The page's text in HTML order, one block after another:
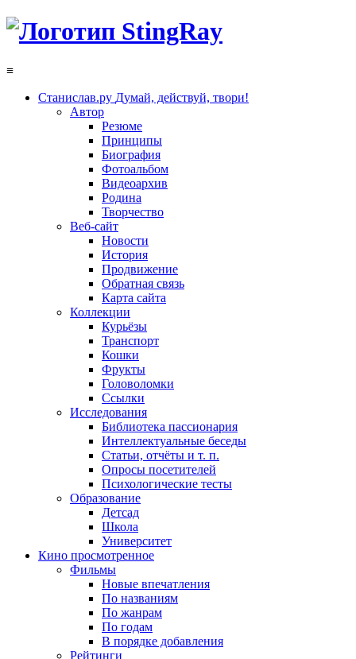
≡
Станислав.ру Думай, действуй, твори!
Автор
Резюме
Принципы
Биография
Фотоальбом
Видеоархив
Родина
Творчество
Веб-сайт
Новости
История
Продвижение
Обратная связь
Карта сайта
Коллекции
Курьёзы
Транспорт
Кошки
Фрукты
Головоломки
Ссылки
Исследования
Библиотека пассионария
Интеллектуальные беседы
Статьи, отчёты и т. п.
Опросы посетителей
Психологические тесты
Образование
Детсад
Школа
Университет
Кино просмотренное
Фильмы
Новые впечатления
По названиям
По жанрам
По годам
В порядке добавления
Рейтинги